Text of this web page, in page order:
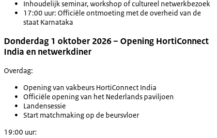
Inhoudelijk seminar, workshop of cultureel netwerkbezoek
17:00 uur: Officiële ontmoeting met de overheid van de
staat Karnataka
Donderdag 1 oktober 2026 – Opening HortiConnect
India en netwerkdiner
Overdag:
Opening van vakbeurs HortiConnect India
Officiële opening van het Nederlands paviljoen
Landensessie
Start matchmaking op de beursvloer
19:00 uur: